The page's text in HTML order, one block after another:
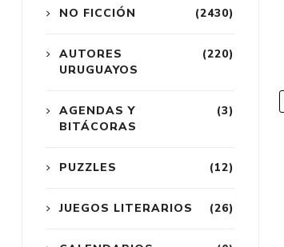
(2430)
NO FICCIÓN
(220)
AUTORES
URUGUAYOS
(3)
AGENDAS Y
BITÁCORAS
(12)
PUZZLES
(26)
JUEGOS LITERARIOS